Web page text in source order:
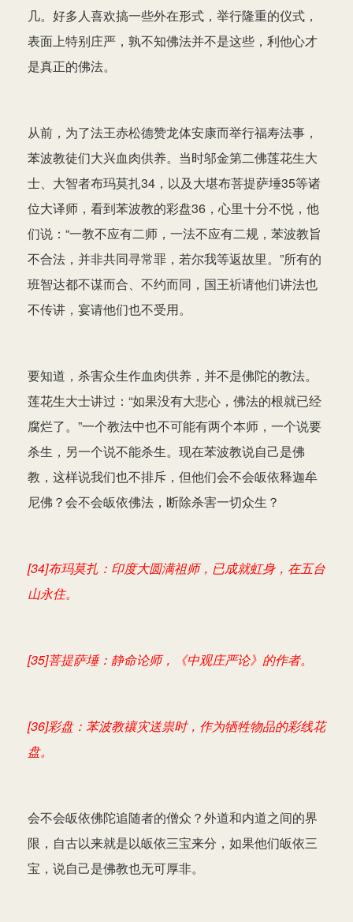
几。好多人喜欢搞一些外在形式，举行隆重的仪式，
表面上特别庄严，孰不知佛法并不是这些，利他心才
是真正的佛法。
从前，为了法王赤松德赞龙体安康而举行福寿法事，
苯波教徒们大兴血肉供养。当时邬金第二佛莲花生大
士、大智者布玛莫扎34，以及大堪布菩提萨埵35等诸
位大译师，看到苯波教的彩盘36，心里十分不悦，他
们说：“一教不应有二师，一法不应有二规，苯波教旨
不合法，并非共同寻常罪，若尔我等返故里。”所有的
班智达都不谋而合、不约而同，国王祈请他们讲法也
不传讲，宴请他们也不受用。
要知道，杀害众生作血肉供养，并不是佛陀的教法。
莲花生大士讲过：“如果没有大悲心，佛法的根就已经
腐烂了。”一个教法中也不可能有两个本师，一个说要
杀生，另一个说不能杀生。现在苯波教说自己是佛
教，这样说我们也不排斥，但他们会不会皈依释迦牟
尼佛？会不会皈依佛法，断除杀害一切众生？
[34]布玛莫扎：印度大圆满祖师，已成就虹身，在五台
山永住。
[35]菩提萨埵：静命论师，《中观庄严论》的作者。
[36]彩盘：苯波教禳灾送祟时，作为牺牲物品的彩线花
盘。
会不会皈依佛陀追随者的僧众？外道和内道之间的界
限，自古以来就是以皈依三宝来分，如果他们皈依三
宝，说自己是佛教也无可厚非。